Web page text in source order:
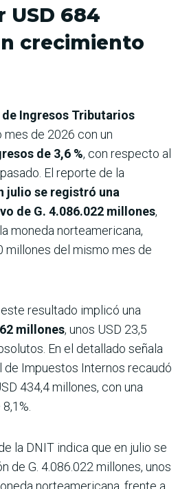
USD 684
crecimiento
Ingresos Tributarios
de 2026 con un
de 3,6 %, con respecto al
El reporte de la
julio se registró una
de G. 4.086.022 millones,
moneda norteamericana,
millones del mismo mes de
resultado implicó una
millones, unos USD 23,5
En el detallado señala
de Impuestos Internos recaudó
434,4 millones, con una
la DNIT indica que en julio se
de G. 4.086.022 millones, unos
norteamericana, frente a